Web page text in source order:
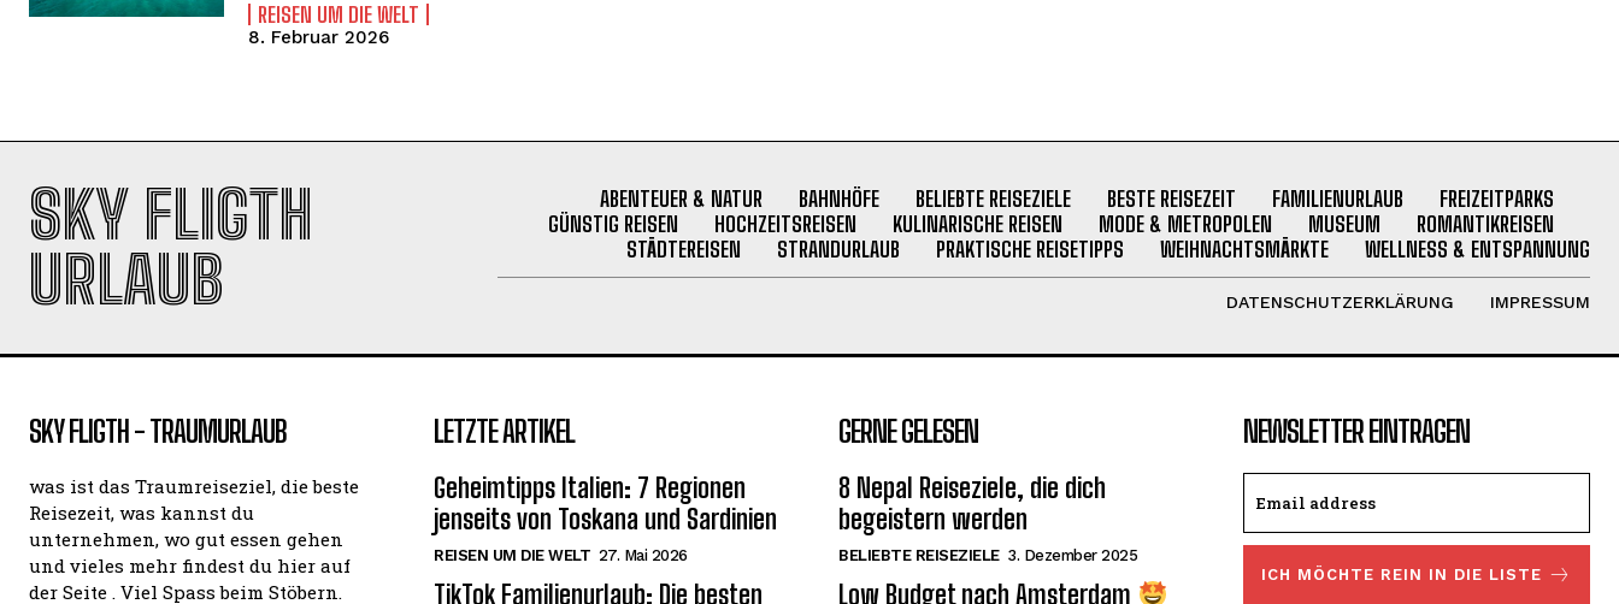
REISEN UM DIE WELT
8. Februar 2026
SKY FLIGTH
URLAUB
ABENTEUER & NATUR BAHNHÖFE BELIEBTE REISEZIELE BESTE REISEZEIT FAMILIENURLAUB
FREIZEITPARKS
GÜNSTIG REISEN
HOCHZEITSREISEN KULINARISCHE REISEN MODE & METROPOLEN MUSEUM
ROMANTIKREISEN
STÄDTEREISEN
STRANDURLAUB PRAKTISCHE REISETIPPS WEIHNACHTSMÄRKTE WELLNESS & ENTSPANNUNG
DATENSCHUTZERKLÄRUNG IMPRESSUM
SKY FLIGTH - TRAUMURLAUB
was ist das Traumreiseziel, die beste
Reisezeit, was kannst du
unternehmen, wo gut essen gehen
und vieles mehr findest du hier auf
der Seite . Viel Spass beim Stöbern.
LETZTE ARTIKEL
Geheimtipps Italien: 7 Regionen
jenseits von Toskana und Sardinien
REISEN UM DIE WELT 27. Mai 2026
TikTok Familienurlaub: Die besten
GERNE GELESEN
8 Nepal Reiseziele, die dich
begeistern werden
BELIEBTE REISEZIELE 3. Dezember 2025
Low Budget nach Amsterdam
NEWSLETTER EINTRAGEN
ICH MÖCHTE REIN IN DIE LISTE